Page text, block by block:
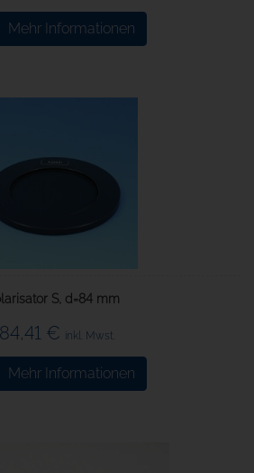
Mehr Informationen
S, d=84 mm
€ inkl. Mwst.
Mehr Informationen